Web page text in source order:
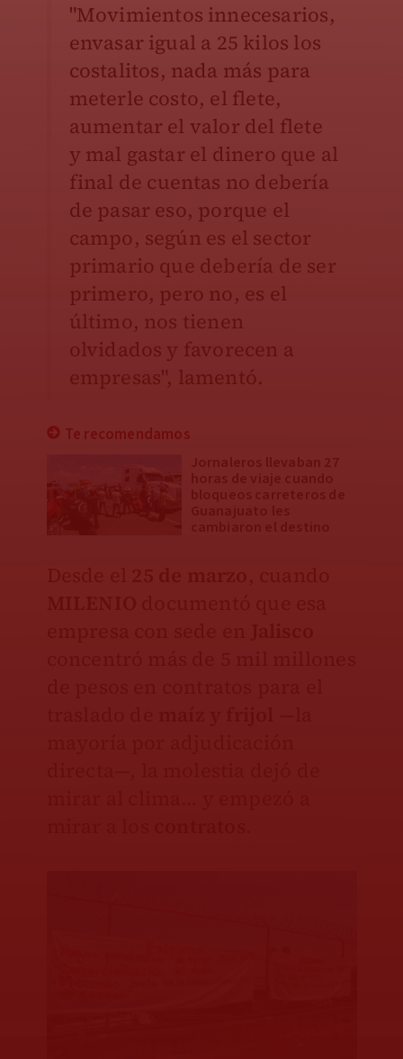
"Movimientos innecesarios,
envasar igual a 25 kilos los
costalitos, nada más para
meterle costo, el flete,
aumentar el valor del flete
y mal gastar el dinero que al
final de cuentas no debería
de pasar eso, porque el
campo, según es el sector
primario que debería de ser
primero, pero no, es el
último, nos tienen
olvidados y favorecen a
empresas", lamentó.
Te recomendamos